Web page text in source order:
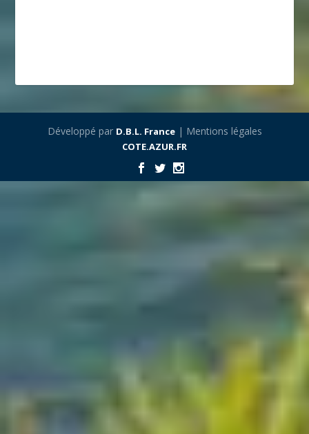
Développé par D.B.L. France| Mentions légales
COTE.AZUR.FR